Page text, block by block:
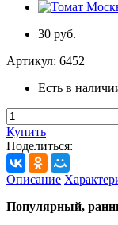
30 руб.
Артикул: 6452
Есть в
Купить
Поделиться:
Описание
Популярный,